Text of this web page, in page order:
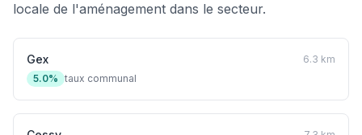
locale de l'aménagement dans le secteur.
Gex
6.3 km
5.0% taux communal